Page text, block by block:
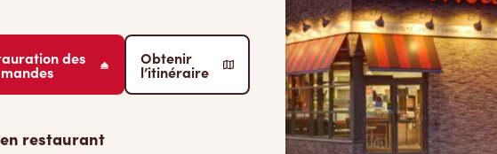
des Obtenir
l’itinéraire
restaurant